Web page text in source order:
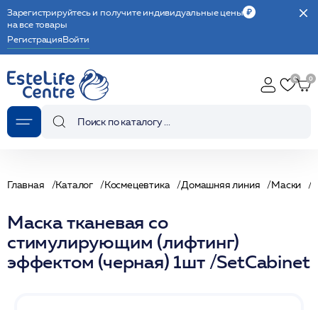
Зарегистрируйтесь и получите индивидуальные цены
на все товары
РегистрацияВойти
Главная Каталог Космецевтика Домашняя линия Маски
Маска тканевая со
стимулирующим (лифтинг)
эффектом (черная) 1шт /SetCabinet